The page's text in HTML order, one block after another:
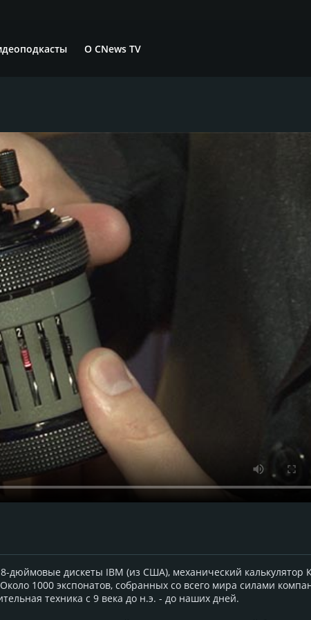
О CNews TV
дискеты IBM (из США), механический калькулятор
1000 экспонатов, собранных со всего мира силами
техника с 9 века до н.э. - до наших дней.